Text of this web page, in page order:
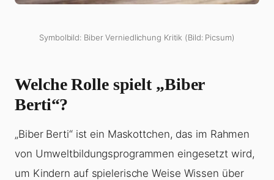
Symbolbild: Biber Verniedlichung Kritik (Bild: Picsum)
Welche Rolle spielt „Biber
Berti“?
„Biber Berti“ ist ein Maskottchen, das im Rahmen
von Umweltbildungsprogrammen eingesetzt wird,
um Kindern auf spielerische Weise Wissen über